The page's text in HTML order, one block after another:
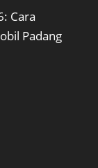
Cara
Padang